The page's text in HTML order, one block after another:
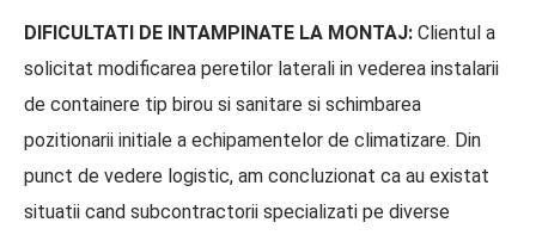
DIFICULTATI DE INTAMPINATE LA MONTAJ: Clientul a
solicitat modificarea peretilor laterali in vederea instalarii
de containere tip birou si sanitare si schimbarea
pozitionarii initiale a echipamentelor de climatizare. Din
punct de vedere logistic, am concluzionat ca au existat
situatii cand subcontractorii specializati pe diverse